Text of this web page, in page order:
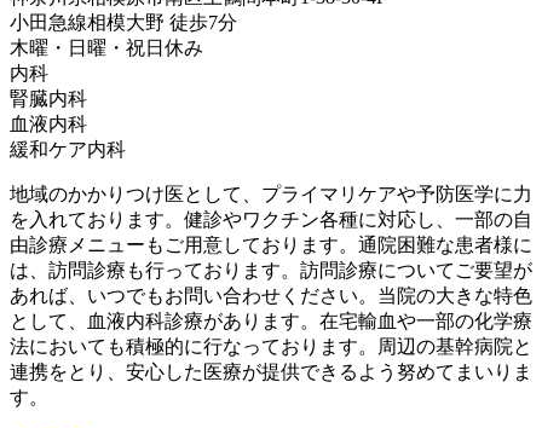
小田急線相模大野 徒歩7分
木曜・日曜・祝日 休み
内科
腎臓内科
血液内科
緩和ケア内科
地域のかかりつけ医として、プライマリケアや予防医学に力
を入れております。健診やワクチン各種に対応し、一部の自
由診療メニューもご用意しております。通院困難な患者様に
は、訪問診療も行っております。訪問診療についてご要望が
あれば、いつでもお問い合わせください。当院の大きな特色
として、血液内科診療があります。在宅輸血や一部の化学療
法においても積極的に行なっております。周辺の基幹病院と
連携をとり、安心した医療が提供できるよう努めてまいりま
す。